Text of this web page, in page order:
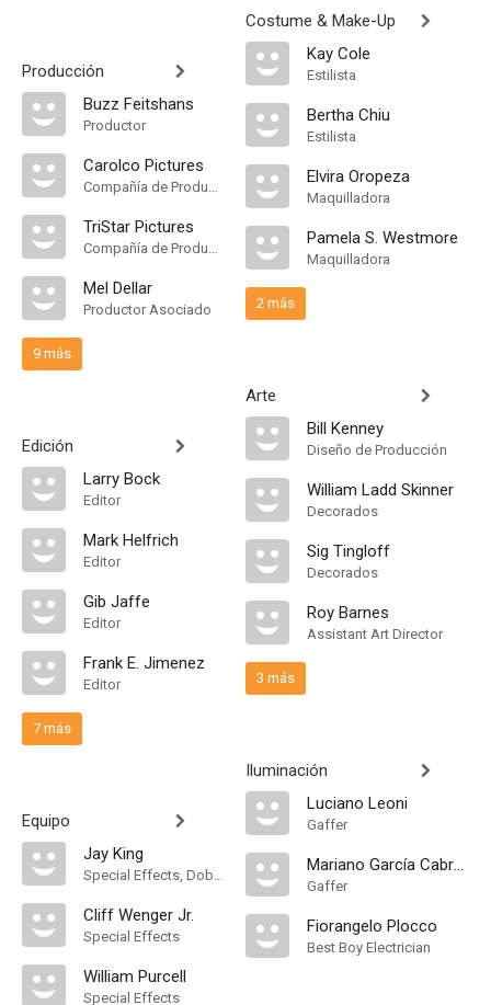
Producción
Buzz Feitshans
Productor
Carolco Pictures
Compañía de Produccion
TriStar Pictures
Compañía de Produccion
Mel Dellar
Productor Asociado
9 más
Edición
Larry Bock
Editor
Mark Helfrich
Editor
Gib Jaffe
Editor
Frank E. Jimenez
Editor
7 más
Equipo
Jay King
Special Effects, Dobles
Cliff Wenger Jr.
Special Effects
William Purcell
Special Effects
Costume & Make-Up
Kay Cole
Estilista
Bertha Chiu
Estilista
Elvira Oropeza
Maquilladora
Pamela S. Westmore
Maquilladora
2 más
Arte
Bill Kenney
Diseño de Producción
William Ladd Skinner
Decorados
Sig Tingloff
Decorados
Roy Barnes
Assistant Art Director
3 más
Iluminación
Luciano Leoni
Gaffer
Mariano García Cabrera
Gaffer
Fiorangelo Plocco
Best Boy Electrician